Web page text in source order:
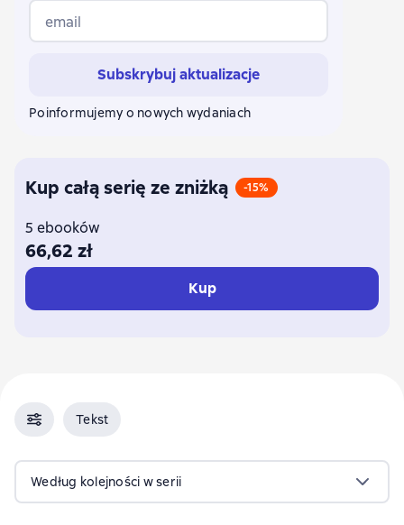
email
Subskrybuj aktualizacje
Poinformujemy o nowych wydaniach
Kup całą serię ze zniżką -15%
5 ebooków
66,62 zł
Kup
Tekst
Według kolejności w serii